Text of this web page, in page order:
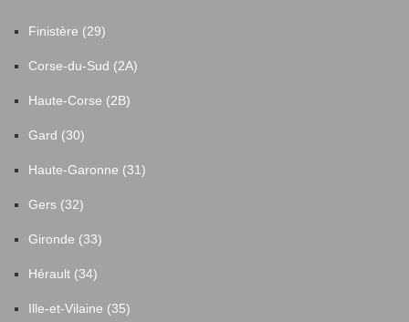
Finistère (29)
Corse-du-Sud (2A)
Haute-Corse (2B)
Gard (30)
Haute-Garonne (31)
Gers (32)
Gironde (33)
Hérault (34)
Ille-et-Vilaine (35)